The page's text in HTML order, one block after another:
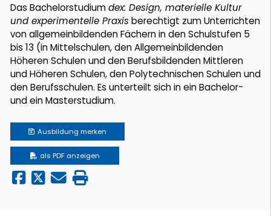
Das Bachelorstudiumdex: Design, materielle Kultur
und experimentelle Praxis berechtigt zum Unterrichten
von allgemeinbildenden Fächern in den Schulstufen 5
bis 13 (in Mittelschulen, den Allgemeinbildenden
Höheren Schulen und den Berufsbildenden Mittleren
und Höheren Schulen, den Polytechnischen Schulen und
den Berufsschulen. Es unterteilt sich in ein Bachelor-
und ein Masterstudium.
Ausbildung merken
als PDF anzeigen